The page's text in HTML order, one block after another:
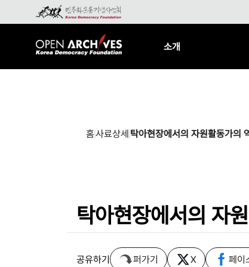
소개
홈사료상세 탁아현장에서의 자원활동가의
탁아현장에서의 자
공유하기 퍼가기 X 페이